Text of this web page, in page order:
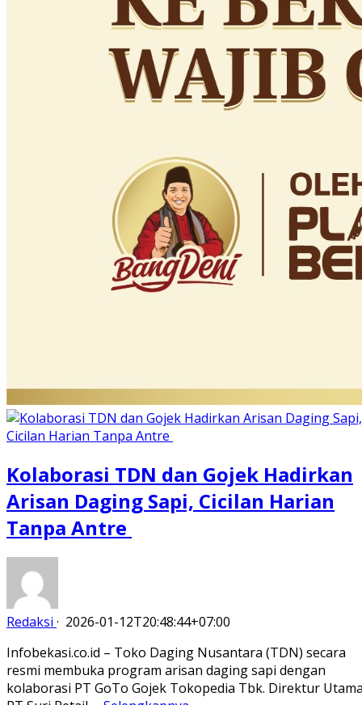
Kolaborasi TDN dan Gojek Hadirkan
Arisan Daging Sapi, Cicilan Harian
Tanpa Antre
Redaksi · 2026-01-12T20:48:44+07:00
Infobekasi.co.id – Toko Daging Nusantara (TDN) secara
resmi membuka program arisan daging sapi dengan
kolaborasi PT GoTo Gojek Tokopedia Tbk. Direktur